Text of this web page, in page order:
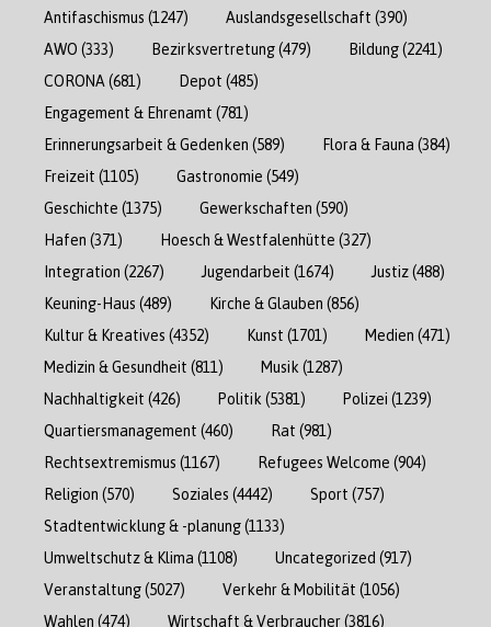
Antifaschismus (1247) Auslandsgesellschaft (390)
AWO (333) Bezirksvertretung(479) Bildung(2241)
CORONA (681) Depot (485)
Engagement & Ehrenamt (781)
Erinnerungsarbeit & Gedenken (589) Flora & Fauna (384)
Freizeit (1105) Gastronomie (549)
Geschichte (1375) Gewerkschaften (590)
Hafen (371) Hoesch & Westfalenhütte (327)
Integration (2267) Jugendarbeit (1674) Justiz(488)
Keuning-Haus (489) Kirche & Glauben (856)
Kultur & Kreatives (4352) Kunst (1701) Medien (471)
Medizin & Gesundheit (811) Musik (1287)
Nachhaltigkeit (426) Politik (5381) Polizei (1239)
Quartiersmanagement (460) Rat (981)
Rechtsextremismus (1167) Refugees Welcome (904)
Religion (570) Soziales (4442) Sport (757)
Stadtentwicklung & -planung(1133)
Umweltschutz & Klima (1108) Uncategorized (917)
Veranstaltung(5027) Verkehr & Mobilität (1056)
Wahlen (474) Wirtschaft & Verbraucher(3816)